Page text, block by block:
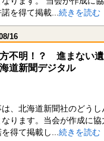
を得て掲載...続きを読む
16
不明！？ 進まない遺
道新聞デジタル
、北海道新聞社のどうし
ります。当会が作成に
得て掲載し...続きを読む
悪徳商法
トラブル
の相談・依頼